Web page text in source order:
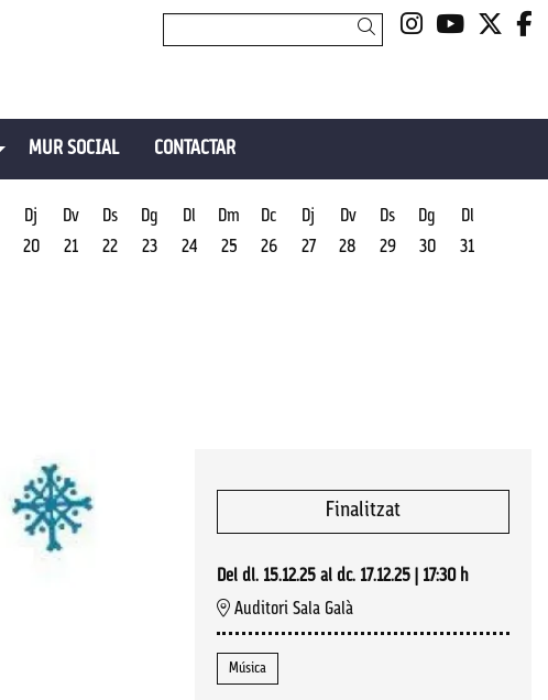
Link aLink a
Cercar
MUR SOCIAL CONTACTAR
Dj
20
Dv
21
Ds
22
Dg
23
Dl
24
Dm
25
Dc
26
Dj
27
Dv
28
Ds
29
Dg
30
Dl
31
Finalitzat
Del dl. 15.12.25 al dc. 17.12.25
17:30 h
Auditori Sala Galà
Música